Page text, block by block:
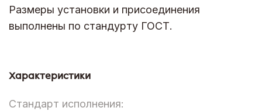
Размеры установки и присоединения
выполнены по стандурту ГОСТ.
Характеристики
Стандарт исполнения: